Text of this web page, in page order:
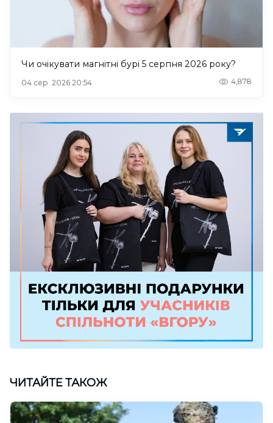
Чи очікувати магнітні бурі 5 серпня 2026 року?
04 сер. 2026 20:54 4,878
ЧИТАЙТЕ ТАКОЖ